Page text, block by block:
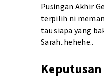
Pusingan Akhir
terpilih ni
tau siapa yang
Sarah..hehehe..